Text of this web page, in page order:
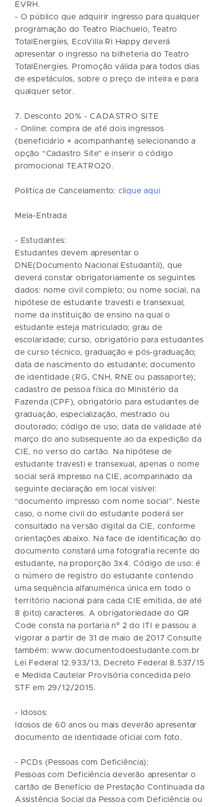
EVRH.
- O público que adquirir ingresso para qualquer
programação do Teatro Riachuelo, Teatro
TotalEnergies, EcoVilla Ri Happy deverá
apresentar o ingresso na bilheteria do Teatro
TotalEnergies. Promoção válida para todos dias
de espetáculos, sobre o preço de inteira e para
qualquer setor.
7. Desconto 20% - CADASTRO SITE
- Online: compra de até dois ingressos
(beneficiário + acompanhante) selecionando a
opção “Cadastro Site” e inserir o código
promocional TEATRO20.
Politíca de Cancelamento: clique aqui
Meia-Entrada
- Estudantes:
Estudantes devem apresentar o
DNE(Documento Nacional Estudantil), que
deverá constar obrigatoriamente os seguintes
dados: nome civil completo; ou nome social, na
hipótese de estudante travesti e transexual;
nome da instituição de ensino na qual o
estudante esteja matriculado; grau de
escolaridade; curso, obrigatório para estudantes
de curso técnico, graduação e pós-graduação;
data de nascimento do estudante; documento
de identidade (RG, CNH, RNE ou passaporte);
cadastro de pessoa física do Ministério da
Fazenda (CPF), obrigatório para estudantes de
graduação, especialização, mestrado ou
doutorado; código de uso; data de validade até
março do ano subsequente ao da expedição da
CIE, no verso do cartão. Na hipótese de
estudante travesti e transexual, apenas o nome
social será impresso na CIE, acompanhado da
seguinte declaração em local visível:
“documento impresso com nome social”. Neste
caso, o nome civil do estudante poderá ser
consultado na versão digital da CIE, conforme
orientações abaixo. Na face de identificação do
documento constará uma fotografia recente do
estudante, na proporção 3x4. Código de uso: é
o número de registro do estudante contendo
uma sequência alfanumérica única em todo o
território nacional para cada CIE emitida, de até
8 (oito) caracteres. A obrigatoriedade do QR
Code consta na portaria nº 2 do ITI e passou a
vigorar a partir de 31 de maio de 2017 Consulte
também: www.documentodoestudante.com.br
Lei Federal 12.933/13, Decreto Federal 8.537/15
e Medida Cautelar Provisória concedida pelo
STF em 29/12/2015.
- Idosos:
Idosos de 60 anos ou mais deverão apresentar
documento de identidade oficial com foto.
- PCDs (Pessoas com Deficiência):
Pessoas com Deficiência deverão apresentar o
cartão de Benefício de Prestação Continuada da
Assistência Social da Pessoa com Deficiência ou